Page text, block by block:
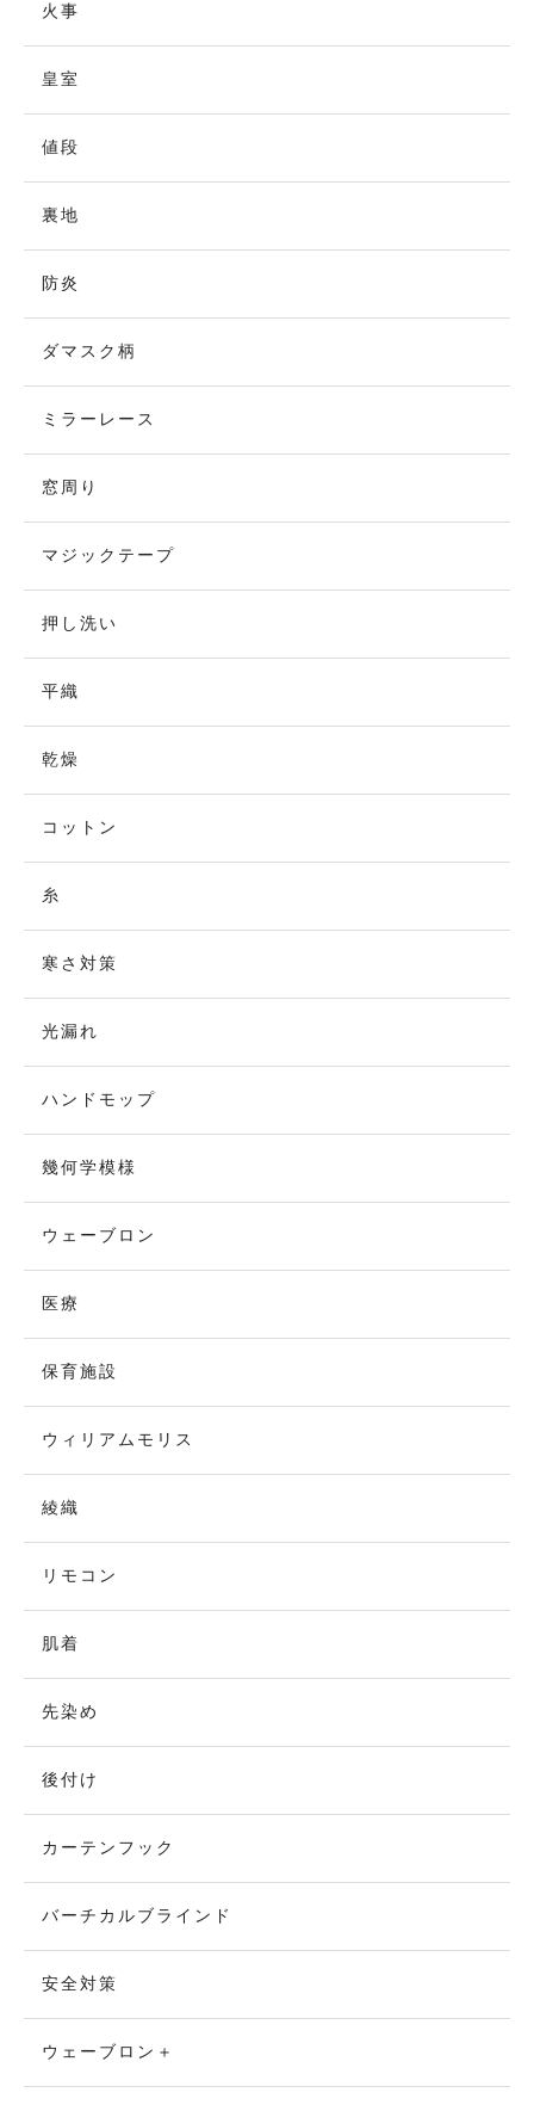
火事
皇室
値段
裏地
防炎
ダマスク柄
ミラーレース
窓周り
マジックテープ
押し洗い
平織
乾燥
コットン
糸
寒さ対策
光漏れ
ハンドモップ
幾何学模様
ウェーブロン
医療
保育施設
ウィリアムモリス
綾織
リモコン
肌着
先染め
後付け
カーテンフック
バーチカルブラインド
安全対策
ウェーブロン＋